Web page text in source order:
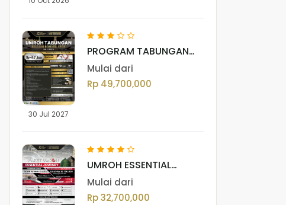
30 Jul 2027
PROGRAM TABUNGAN
UMROH BAHASA ARAB
Mulai dari
Rp 49,700,000
UMROH ESSENTIAL
JOURNEY NOVEMBER
VOL. II 2026
Mulai dari
Rp 32,700,000